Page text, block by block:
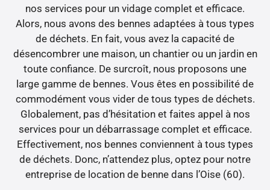
nos services pour un vidage complet et efficace.
Alors, nous avons des bennes adaptées à tous types
de déchets. En fait, vous avez la capacité de
désencombrer une maison, un chantier ou un jardin en
toute confiance. De surcroît, nous proposons une
large gamme de bennes. Vous êtes en possibilité de
commodément vous vider de tous types de déchets.
Globalement, pas d’hésitation et faites appel à nos
services pour un débarrassage complet et efficace.
Effectivement, nos bennes conviennent à tous types
de déchets. Donc, n’attendez plus, optez pour notre
entreprise de location de benne dans l’Oise (60).